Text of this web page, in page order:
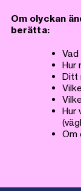
Om olyckan
berätta:
Hur
Ditt
Hur
Om